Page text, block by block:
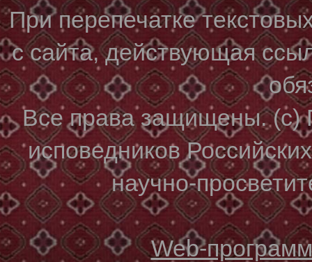
При перепечатке
с сайта, действующая
Все права защищены. (с)
исповедников
научно-
Web-